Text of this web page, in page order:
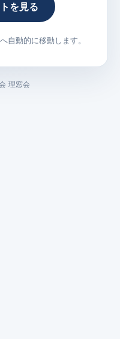
を見る
自動的に移動します。
理窓会